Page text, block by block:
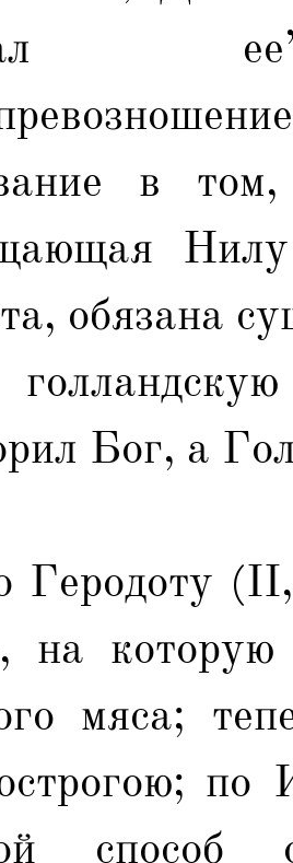
в
обязана
Бог, а
Геродоту
на
мяса;
способ